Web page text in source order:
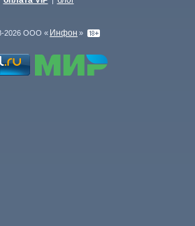
2026 ООО « Инфон »